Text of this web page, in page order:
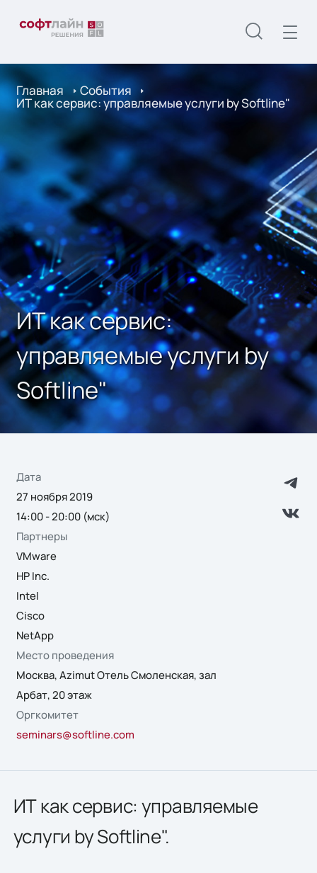
Главная События
ИТ как сервис: управляемые услуги by Softline"
ИТ как сервис:
управляемые услуги by
Softline"
Дата
27 ноября 2019
14:00 - 20:00 (мск)
Партнеры
VMware
HP Inc.
Intel
Cisco
NetApp
Место проведения
Москва, Azimut Отель Смоленская, зал
Арбат, 20 этаж
Оргкомитет
seminars@softline.com
ИТ как сервис: управляемые
услуги by Softline".